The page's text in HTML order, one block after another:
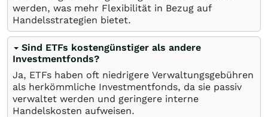
werden, was mehr Flexibilität in Bezug auf
Handelsstrategien bietet.
Sind ETFs kostengünstiger als andere
Investmentfonds?
Ja, ETFs haben oft niedrigere Verwaltungsgebühren
als herkömmliche Investmentfonds, da sie passiv
verwaltet werden und geringere interne
Handelskosten aufweisen.